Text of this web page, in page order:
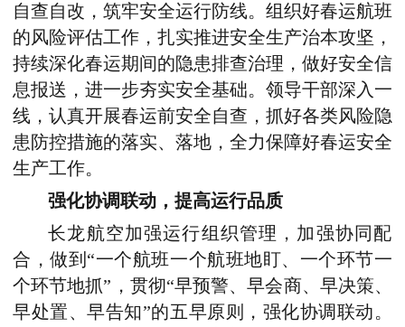
自查自改，筑牢安全运行防线。组织好春运航班
的风险评估工作，扎实推进安全生产治本攻坚，
持续深化春运期间的隐患排查治理，做好安全信
息报送，进一步夯实安全基础。领导干部深入一
线，认真开展春运前安全自查，抓好各类风险隐
患防控措施的落实、落地，全力保障好春运安全
生产工作。
强化协调联动，提高运行品质
长龙航空加强运行组织管理，加强协同配
合，做到“一个航班一个航班地盯、一个环节一
个环节地抓”，贯彻“早预警、早会商、早决策、
早处置、早告知”的五早原则，强化协调联动。